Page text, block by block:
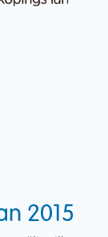
2015